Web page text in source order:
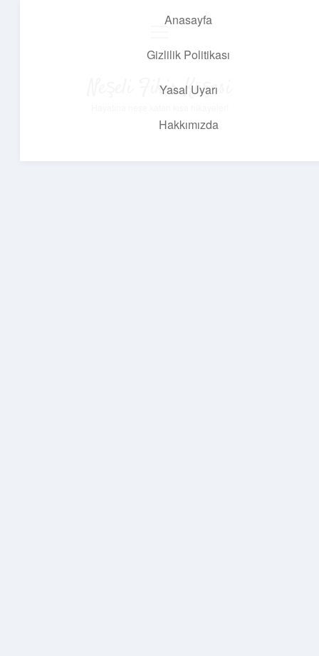
Anasayfa
Gizlilik Politikası
Yasal Uyarı
Hakkımızda
Neşeli Fikir Köşesi